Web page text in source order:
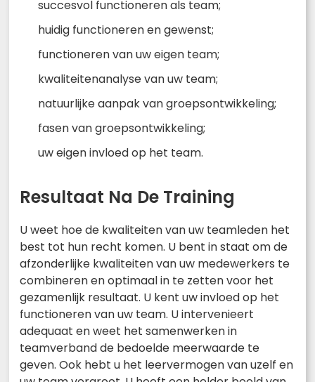
succesvol functioneren als team;
huidig functioneren en gewenst;
functioneren van uw eigen team;
kwaliteitenanalyse van uw team;
natuurlijke aanpak van groepsontwikkeling;
fasen van groepsontwikkeling;
uw eigen invloed op het team.
Resultaat Na De Training
U weet hoe de kwaliteiten van uw teamleden het
best tot hun recht komen. U bent in staat om de
afzonderlijke kwaliteiten van uw medewerkers te
combineren en optimaal in te zetten voor het
gezamenlijk resultaat. U kent uw invloed op het
functioneren van uw team. U intervenieert
adequaat en weet het samenwerken in
teamverband de bedoelde meerwaarde te
geven. Ook hebt u het leervermogen van uzelf en